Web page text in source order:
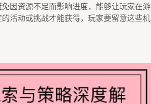
因资源不足而影响进度，能够让玩家在游
活动或挑战才能获得，玩家要留意这些机